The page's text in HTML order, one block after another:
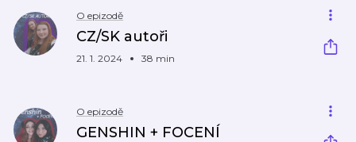
O epizodě
CZ/SK autoři
21. 1. 2024 38 min
O epizodě
GENSHIN + FOCENÍ